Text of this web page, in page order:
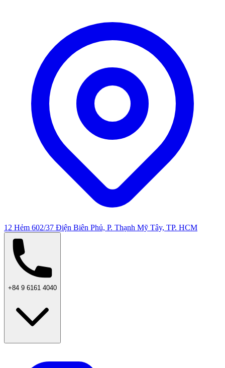
12 Hẻm 602/37 Điện Biên Phủ, P. Thạnh Mỹ Tây, TP. HCM
+84 9 6161 4040